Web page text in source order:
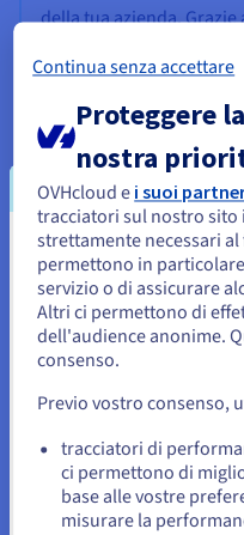
della tua azienda.
interpretate per facilitare
alla tua strategia Web.
visitatori e clienti,
sui motori di ricerca
tuo sito Internet!
Scopri di più
Avere più domini su
Hai diversi progetti di siti
un unico hosting?
offerte Web senza
Scopri di più
Sembra che la
Stati Uniti
Per effettuare un ordine da
sito web del Paese e creare
Vai al sito Stati Uniti
us.ovhcloud.com/
Continua senza accettare
Proteggere
nostra
OVHcloud e i suoi
tracciatori sul nostro
strettamente necessari
permettono in
servizio o di assicurare
Altri ci permettono di
dell'audience anonime.
consenso.
Previo vostro consenso,
tracciatori di
ci permettono di
base alle vostre
misurare la